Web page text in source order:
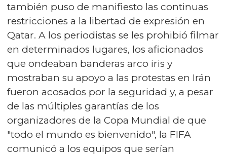
también puso de manifiesto las continuas
restricciones a la libertad de expresión en
Qatar. A los periodistas se les prohibió filmar
en determinados lugares, los aficionados
que ondeaban banderas arco iris y
mostraban su apoyo a las protestas en Irán
fueron acosados por la seguridad y, a pesar
de las múltiples garantías de los
organizadores de la Copa Mundial de que
"todo el mundo es bienvenido", la FIFA
comunicó a los equipos que serían